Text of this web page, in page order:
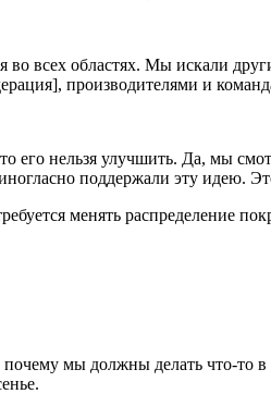
всех областях. Мы искали
производителями и
его нельзя улучшить. Да, мы
поддержали эту идею.
менять распределение
мы должны делать что-то